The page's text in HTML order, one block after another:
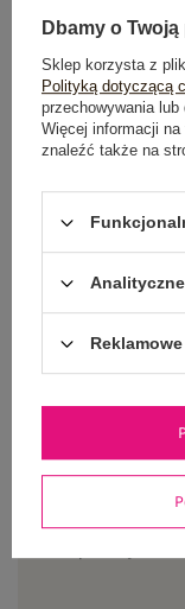
OPIS PRODUKTU
GŁÓWNE PARAMETRY
OPINIE O PRODUKCIE (0)
WYSYŁKA I DOSTAWA
ZWROTY I REKLAMACJE
Dbamy o
Sklep korzysta z
Polityką dotyczącą
przechowywania
Więcej informacji
znaleźć także na